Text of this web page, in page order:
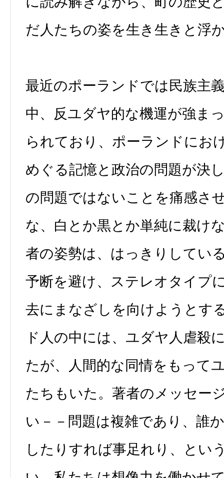
だ人たちの姿を生き生きと浮
最近のポーランドでは民族主
中、反ユダヤ的な機運が強ま
られており、ポーランドにお
めぐる記憶と政治の問題が決
の問題ではないことを痛感さ
な、白とか黒とか単純に裁け
者の姿勢は、はっきりしてい
予断を避け、ステレオタイプ
去にまなざしを向けようとす
ド人の中には、ユダヤ人虐殺
たが、人間的な同情をもって
たちもいた。著者のメッセー
い－－問題は複雑であり、誰
したりすれば事足れり、とい